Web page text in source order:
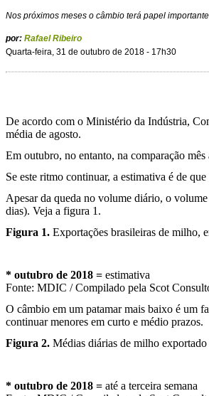
Nos próximos meses o câmbio terá papel
por: Rafael Ribeiro
Quarta-feira, 31 de outubro de 2018 - 17h30
De acordo com o Ministério da Indústria,
média de agosto.
Em outubro, no entanto, na comparação
Se este ritmo continuar, a estimativa é de
Apesar da queda no volume diário, o
dias). Veja a figura 1.
Figura 1. Exportações brasileiras de milho,
* outubro de 2018 = estimativa
Fonte: MDIC / Compilado pela Scot
O câmbio em um patamar mais baixo é um
continuar menores em curto e médio prazos.
Figura 2. Médias diárias de milho
* outubro de 2018 = até a terceira semana